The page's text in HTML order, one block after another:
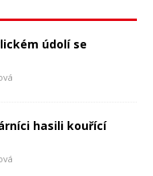
údolí se
hasili kouřící